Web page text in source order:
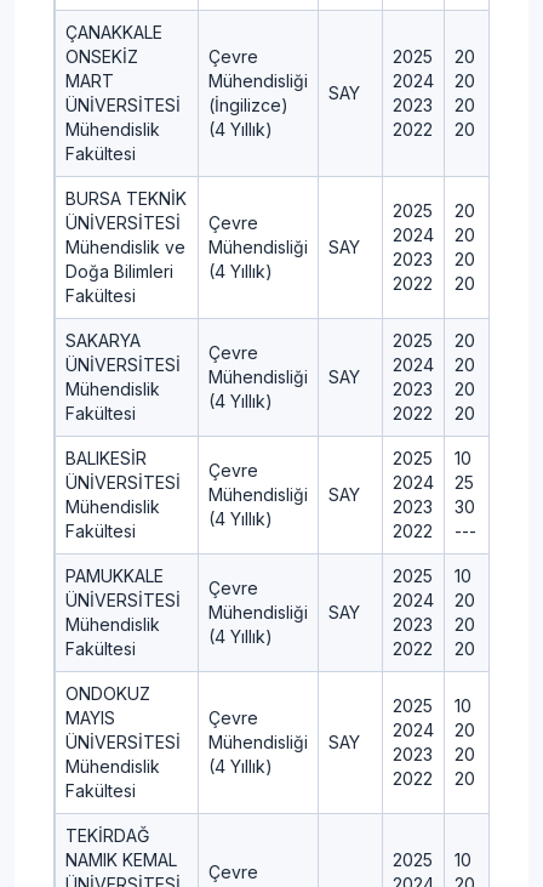
ÇANAKKALE
ONSEKİZ
MART
ÜNİVERSİTESİ
Mühendislik
Fakültesi
Çevre
Mühendisliği
(İngilizce)
(4 Yıllık)
SAY
2025
2024
2023
2022
20
20
20
20
BURSA TEKNİK
ÜNİVERSİTESİ
Mühendislik ve
Doğa Bilimleri
Fakültesi
Çevre
Mühendisliği
(4 Yıllık)
SAY
2025
2024
2023
2022
20
20
20
20
SAKARYA
ÜNİVERSİTESİ
Mühendislik
Fakültesi
Çevre
Mühendisliği
(4 Yıllık)
SAY
2025
2024
2023
2022
20
20
20
20
BALIKESİR
ÜNİVERSİTESİ
Mühendislik
Fakültesi
Çevre
Mühendisliği
(4 Yıllık)
SAY
2025
2024
2023
2022
10
25
30
---
PAMUKKALE
ÜNİVERSİTESİ
Mühendislik
Fakültesi
Çevre
Mühendisliği
(4 Yıllık)
SAY
2025
2024
2023
2022
10
20
20
20
ONDOKUZ
MAYIS
ÜNİVERSİTESİ
Mühendislik
Fakültesi
Çevre
Mühendisliği
(4 Yıllık)
SAY
2025
2024
2023
2022
10
20
20
20
TEKİRDAĞ
NAMIK KEMAL
Çevre
2025
10